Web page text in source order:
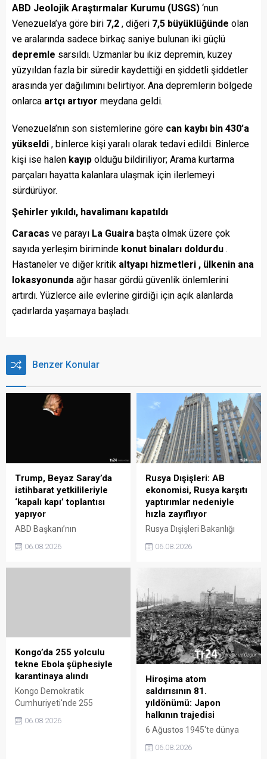
ABD Jeolojik Araştırmalar Kurumu (USGS) ‘nun
Venezuela’ya göre biri 7,2 , diğeri 7,5 büyüklüğünde olan
ve aralarında sadece birkaç saniye bulunan iki güçlü
depremle sarsıldı. Uzmanlar bu ikiz depremin, kuzey
yüzyıldan fazla bir süredir kaydettiği en şiddetli şiddetler
arasında yer dağılımını belirtiyor. Ana depremlerin bölgede
onlarca artçı artıyor meydana geldi.
Venezuela’nın son sistemlerine göre can kaybı bin 430’a
yükseldi , binlerce kişi yaralı olarak tedavi edildi. Binlerce
kişi ise halen kayıp olduğu bildiriliyor; Arama kurtarma
parçaları hayatta kalanlara ulaşmak için ilerlemeyi
sürdürüyor.
Şehirler yıkıldı, havalimanı kapatıldı
Caracas ve parayı La Guaira başta olmak üzere çok
sayıda yerleşim biriminde konut binaları doldurdu .
Hastaneler ve diğer kritik altyapı hizmetleri , ülkenin ana
lokasyonunda ağır hasar gördü güvenlik önlemlerini
artırdı. Yüzlerce aile evlerine girdiği için açık alanlarda
çadırlarda yaşamaya başladı.
Benzer Konular
Trump, Beyaz Saray’da
istihbarat yetkilileriyle
‘kapalı kapı’ toplantısı
yapıyor
ABD Başkanı’nın
arasındaki müzakerelere
06.08.2026
Rusya Dışişleri: AB
ekonomisi, Rusya karşıtı
yaptırımlar nedeniyle
hızla zayıflıyor
Rusya Dışişleri Bakanlığı
Marat Berdiyev, Brüksel’in
desteğin, Avrupa Birliği
ekonomisini "hızla çökerten"
başlıca etkenler haline
geldiğini belirtti.
06.08.2026
Kongo’da 255 yolculu
tekne Ebola şüphesiyle
karantinaya alındı
Kongo Demokratik
Cumhuriyeti'nde 255
yolcunun bulunduğu bir
nehir teknesi, Ebola şüphesi
06.08.2026
Hiroşima atom
saldırısının 81.
yıldönümü: Japon
halkının trajedisi
6 Ağustos 1945'te dünya
tanık oldu. Sabah
06.08.2026